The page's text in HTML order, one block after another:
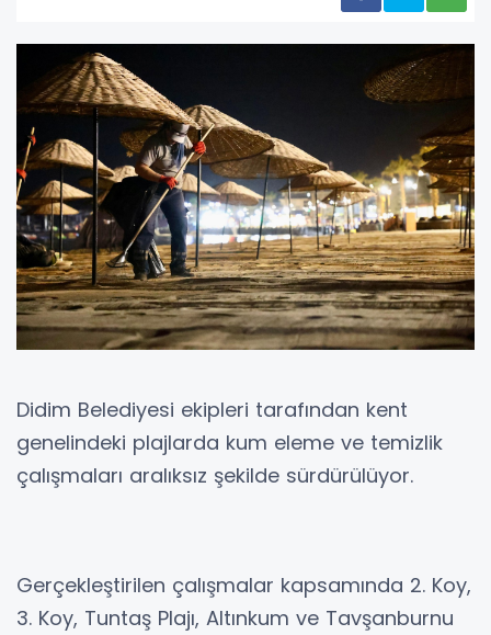
Didim Belediyesi ekipleri tarafından kent
genelindeki plajlarda kum eleme ve temizlik
çalışmaları aralıksız şekilde sürdürülüyor.
Gerçekleştirilen çalışmalar kapsamında 2. Koy,
3. Koy, Tuntaş Plajı, Altınkum ve Tavşanburnu